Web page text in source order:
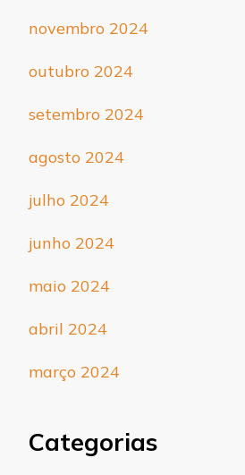
novembro 2024
outubro 2024
setembro 2024
agosto 2024
julho 2024
junho 2024
maio 2024
abril 2024
março 2024
Categorias